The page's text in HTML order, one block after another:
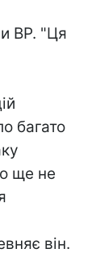
ВР. "Ця
багато
ще не
він.